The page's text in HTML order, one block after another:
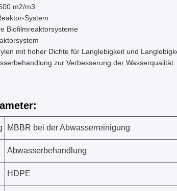
m2/m3
System
Biofilmreaktorsysteme
mit hoher Dichte für Langlebigkeit und
zur Verbesserung der Wasserqualität
MBBR bei der Abwasserreinigung
Abwasserbehandlung
HDPE